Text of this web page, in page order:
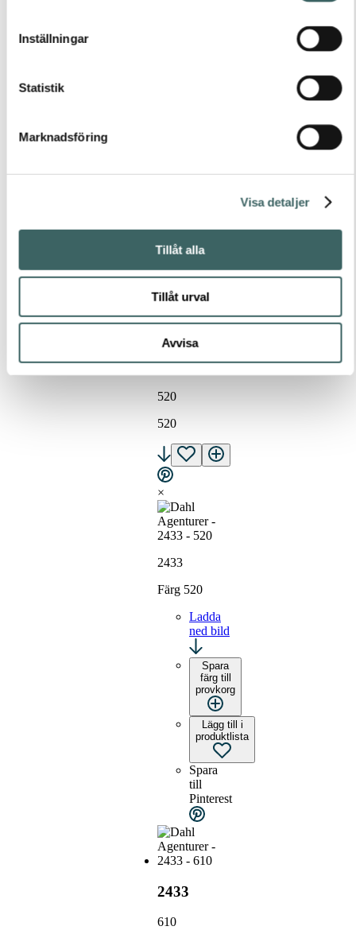
Inställningar
Statistik
Marknadsföring
Visa detaljer
Tillåt alla
Tillåt urval
Avvisa
Lägg till i
produktlista
Spara
till
Pinterest
2433
520
520
×
2433
Färg 520
Ladda
ned bild
Spara
färg till
provkorg
Lägg till i
produktlista
Spara
till
Pinterest
2433
610